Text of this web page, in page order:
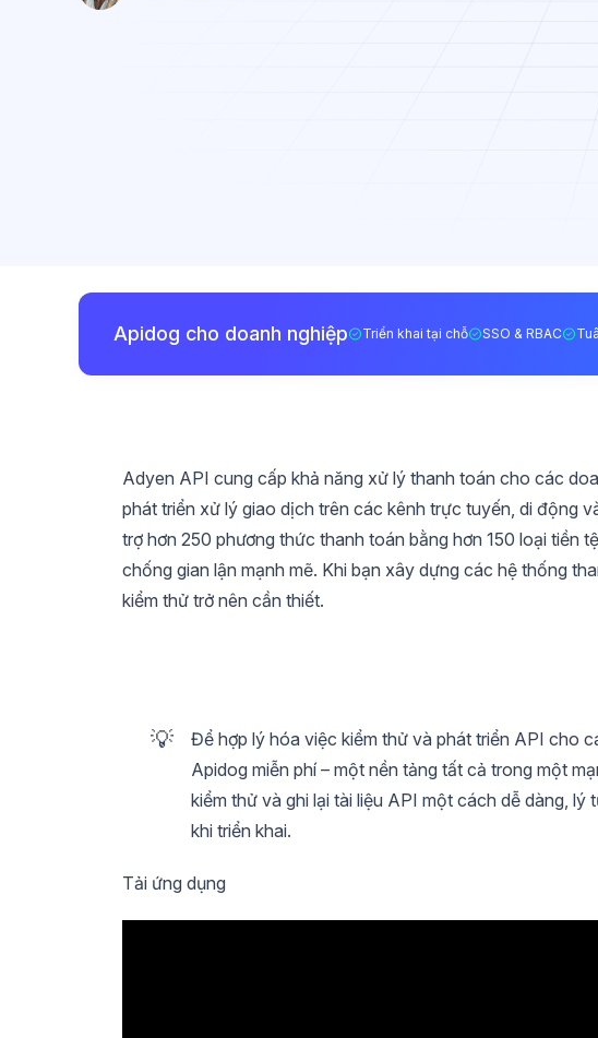
Apidog cho doanh nghiệp Triển khai tại chỗ SSO & RBAC
Adyen API cung cấp khả năng xử lý thanh toán cho các
phát triển xử lý giao dịch trên các kênh trực tuyến, di động
trợ hơn 250 phương thức thanh toán bằng hơn 150 loại tiền
chống gian lận mạnh mẽ. Khi bạn xây dựng các hệ thống
kiểm thử trở nên cần thiết.
💡
Để hợp lý hóa việc kiểm thử và phát triển API cho
Apidog miễn phí – một nền tảng tất cả trong một
kiểm thử và ghi lại tài liệu API một cách dễ dàng,
khi triển khai.
Tải ứng dụng